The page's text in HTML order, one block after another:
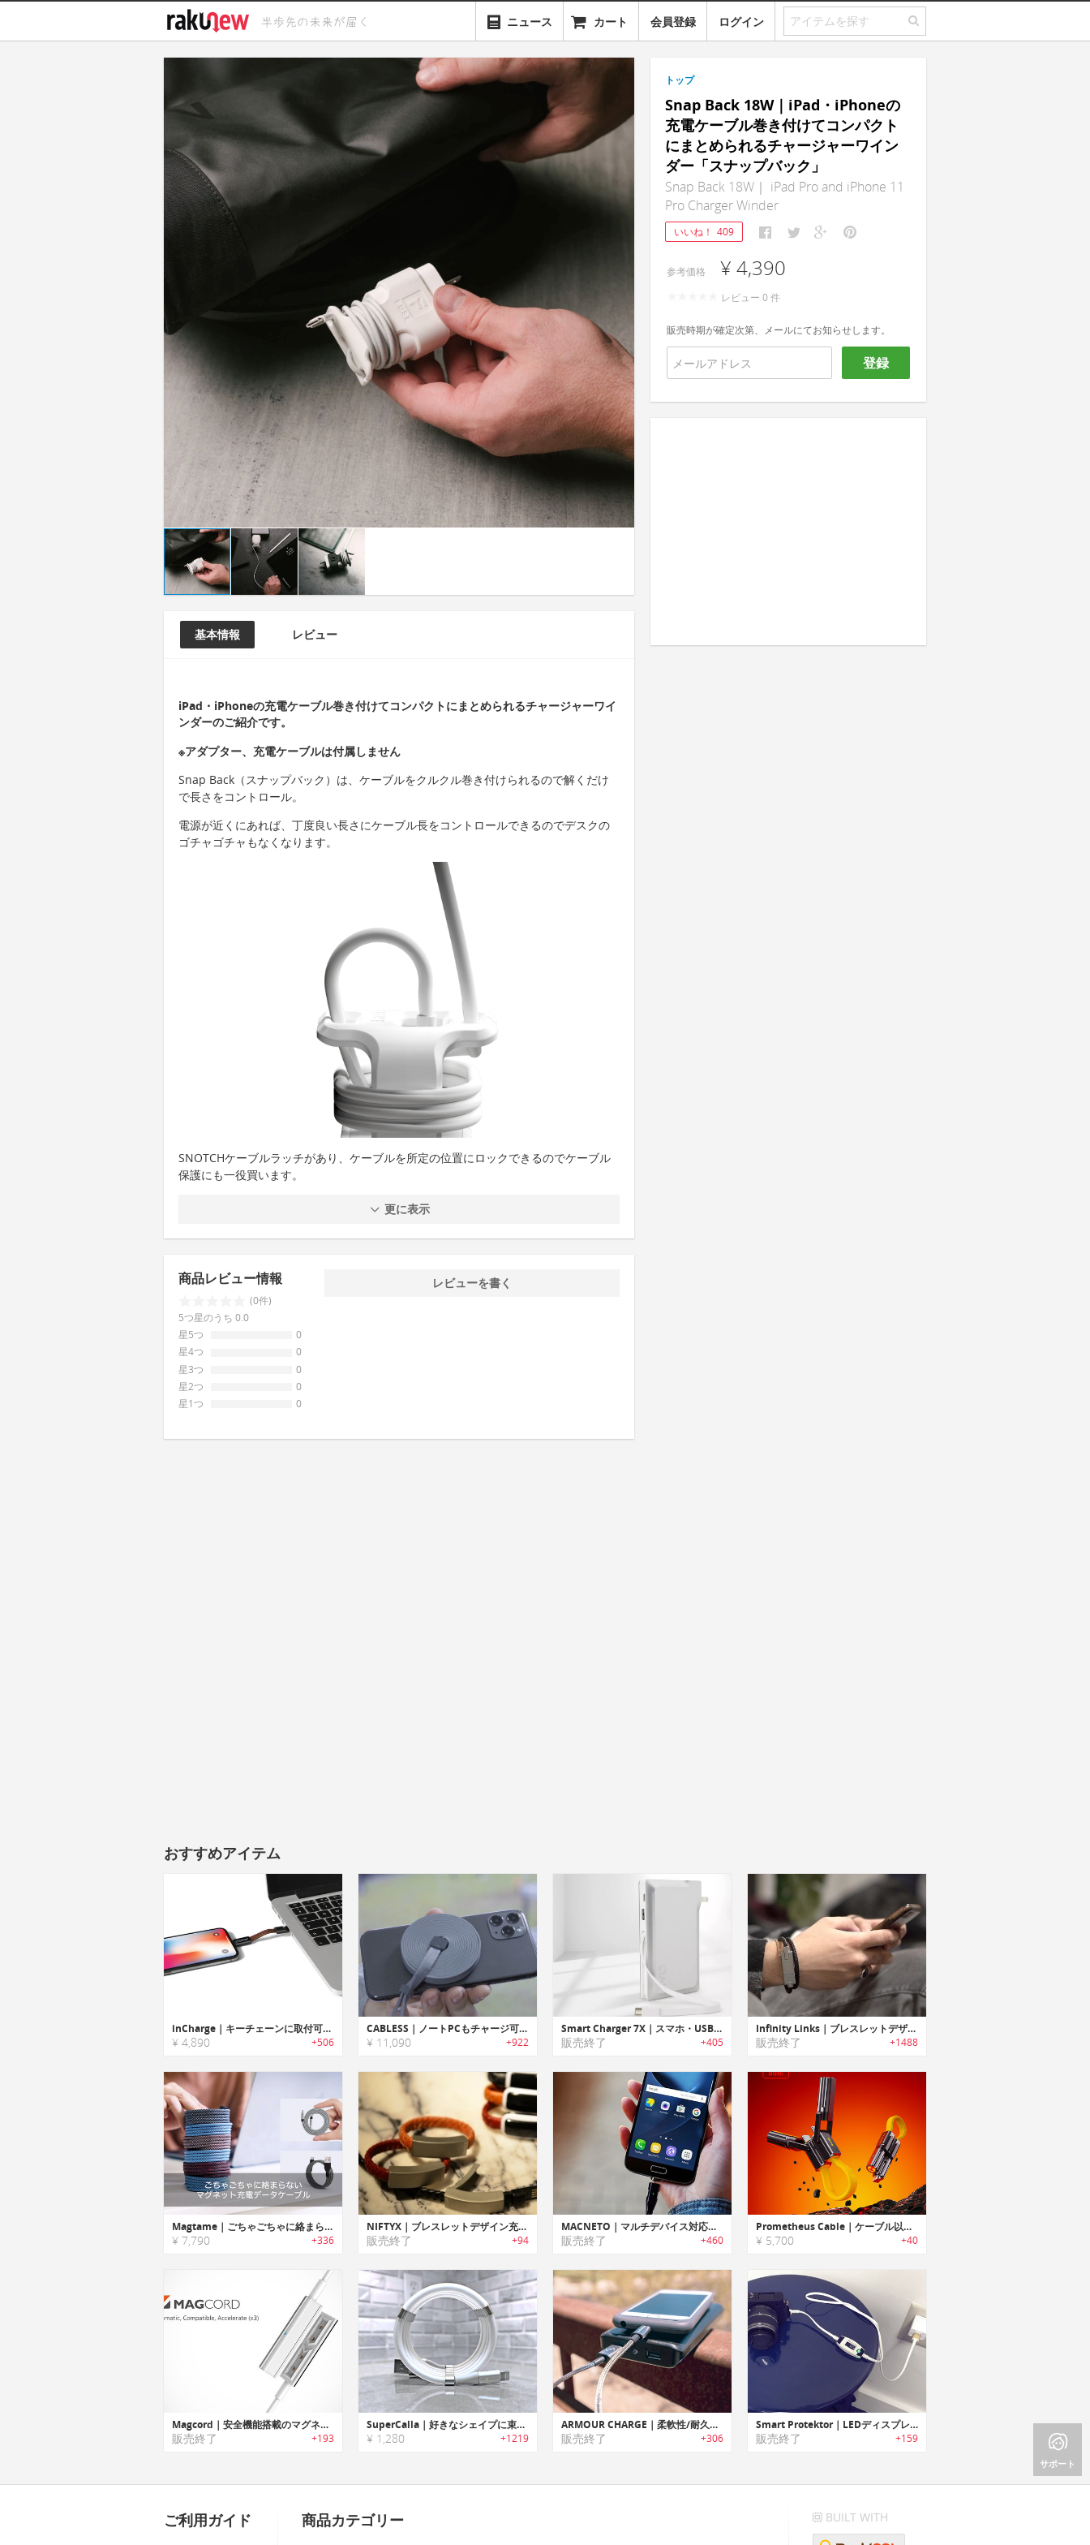
ニュース カート 会員登録 ログイン
基本情報 レビュー
iPad・iPhoneの充電ケーブル巻き付けてコンパクトにまとめられるチャージャーワイ
ンダーのご紹介です。
※アダプター、充電ケーブルは付属しません
Snap Back（スナップバック）は、ケーブルをクルクル巻き付けられるので解くだけ
で長さをコントロール。
電源が近くにあれば、丁度良い長さにケーブル長をコントロールできるのでデスクの
ゴチャゴチャもなくなります。
SNOTCHケーブルラッチがあり、ケーブルを所定の位置にロックできるのでケーブル
保護にも一役買います。
更に表示
商品レビュー情報
(0件)
5つ星のうち 0.0
星5つ
0
星4つ
0
星3つ
0
星2つ
0
星1つ
0
レビューを書く
トップ
Snap Back 18W｜iPad・iPhoneの
充電ケーブル巻き付けてコンパクト
にまとめられるチャージャーワイン
ダー「スナップバック」
Snap Back 18W｜ iPad Pro and iPhone 11
Pro Charger Winder
いいね！ 409
参考価格 ¥ 4,390
レビュー 0 件
販売時期が確定次第、メールにてお知らせします。
登録
おすすめアイテム
inCharge｜キーチェーンに取付可能なオールインワン充電ケーブル「インチャージ」
¥ 4,890 +506
CABLESS｜ノートPCもチャージ可能な15-in-1充電ケーブル「ケーブレス」
¥ 11,090 +922
Smart Charger 7X｜スマホ・USB－CノートPCを充電可能なポータブルバッテリーパック
販売終了 +405
Infinity Links｜ブレスレットデザイン充電ケーブル「インフィニティリンクス」
販売終了 +1488
Magtame｜ごちゃごちゃに絡まらないマグネット充電データケーブル
¥ 7,790 +336
NIFTYX｜ブレスレットデザイン充電ケーブル「ニフティックス」
販売終了 +94
MACNETO｜マルチデバイス対応高速チャージ/データ転送マグネットケーブル「マックニート」
販売終了 +460
Prometheus Cable｜ケーブル以上の存在。ライターとポケットナイフを備えた多機能充電ケーブル
¥ 5,700 +40
Magcord｜安全機能搭載のマグネットアタッチ式高速充電ケーブル「マグコード」
販売終了 +193
SuperCalla｜好きなシェイプに束ねられる充電ケーブル「スーパーカラ」
¥ 1,280 +1219
ARMOUR CHARGE｜柔軟性/耐久性に優れたiPhone用ステンレススチール充電ケーブル「アーマーチャージ」
販売終了 +306
Smart Protektor｜LEDディスプレイ付きで安全に高速充電/データ転送が行えるオールインワンケーブル「スマートプロテクター」
販売終了 +159
サポート
ご利用ガイド 商品カテゴリー BUILT WITH